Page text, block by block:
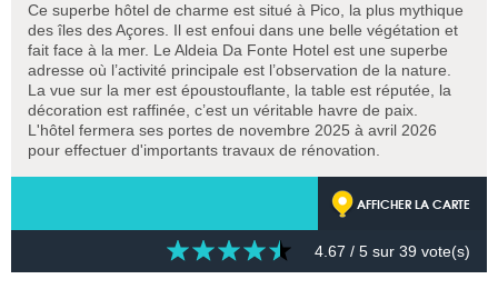
Ce superbe hôtel de charme est situé à Pico, la plus mythique
des îles des Açores. Il est enfoui dans une belle végétation et
fait face à la mer. Le Aldeia Da Fonte Hotel est une superbe
adresse où l’activité principale est l’observation de la nature.
La vue sur la mer est époustouflante, la table est réputée, la
décoration est raffinée, c’est un véritable havre de paix.
L'hôtel fermera ses portes de novembre 2025 à avril 2026
pour effectuer d'importants travaux de rénovation.
AFFICHER LA CARTE
4.67 / 5 sur 39 vote(s)